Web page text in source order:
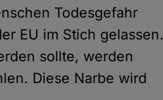
Todesgefahr
EU im Stich gelassen.
sollte, werden
Diese Narbe wird